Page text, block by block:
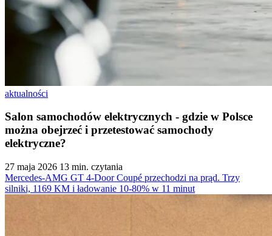
aktualności
Salon samochodów elektrycznych - gdzie w Polsce
można obejrzeć i przetestować samochody
elektryczne?
27 maja 2026 13 min. czytania
Mercedes-AMG GT 4-Door Coupé przechodzi na prąd. Trzy
silniki, 1169 KM i ładowanie 10-80% w 11 minut